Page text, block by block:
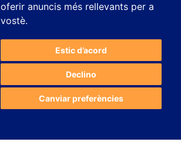
oferir anuncis més rellevants per a
vostè.
Estic d’acord
Declino
Canviar preferències